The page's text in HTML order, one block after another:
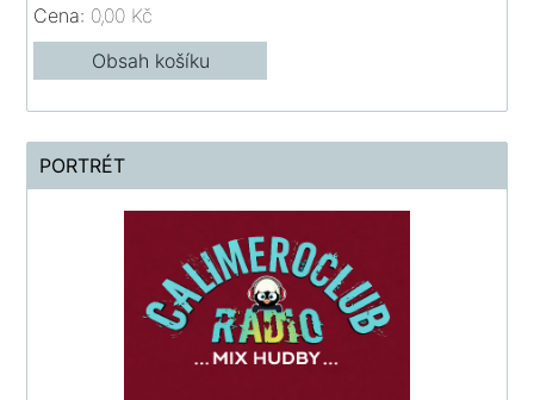
Cena: 0,00 Kč
Obsah košíku
PORTRÉT